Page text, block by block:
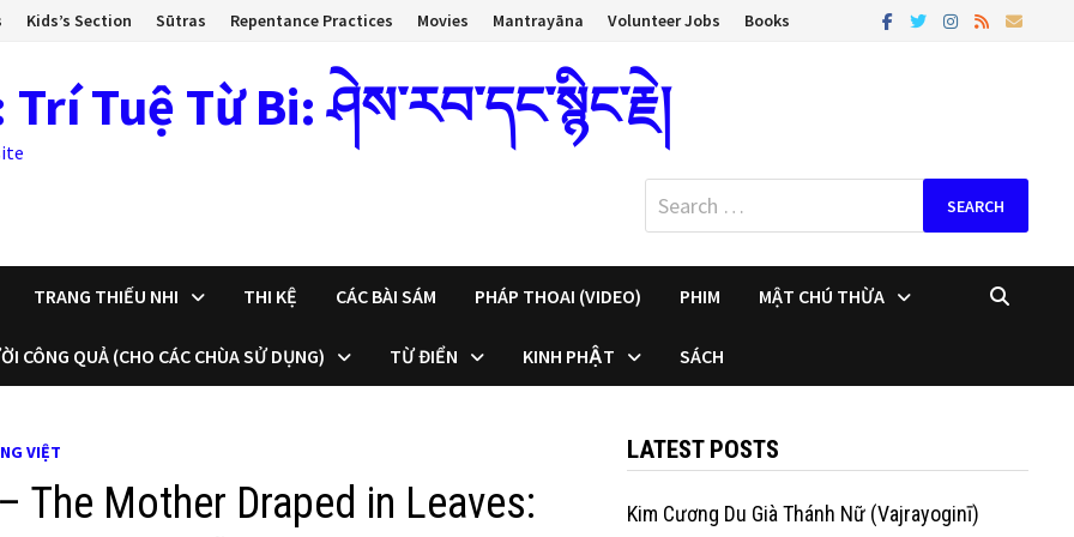
Kids’s Section Sūtras Repentance Practices Movies Mantrayāna Volunteer Jobs Books
Tuệ Từ Bi: ཤེས་རབ་དང་སྙིང་རྗེ།
Search
for:
TRANG THIẾU NHI THI KỆ CÁC BÀI SÁM PHÁP THOAI (VIDEO) PHIM MẬT CHÚ THỪA
CÔNG QUẢ (CHO CÁC CHÙA SỬ DỤNG) TỪ ĐIỂN KINH PHẬT SÁCH
VIỆT
The Mother Draped in Leaves:
LATEST POSTS
Kim Cương Du Già Thánh Nữ (Vajrayoginī)